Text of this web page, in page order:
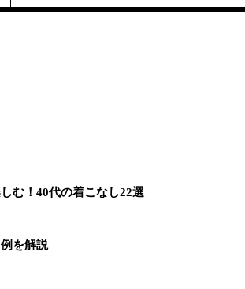
む！40代の着こなし22選
を解説